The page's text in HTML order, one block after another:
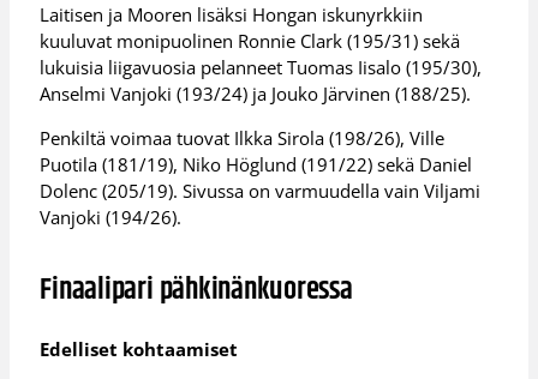
Laitisen ja Mooren lisäksi Hongan iskunyrkkiin
kuuluvat monipuolinen Ronnie Clark (195/31) sekä
lukuisia liigavuosia pelanneet Tuomas Iisalo (195/30),
Anselmi Vanjoki (193/24) ja Jouko Järvinen (188/25).
Penkiltä voimaa tuovat Ilkka Sirola (198/26), Ville
Puotila (181/19), Niko Höglund (191/22) sekä Daniel
Dolenc (205/19). Sivussa on varmuudella vain Viljami
Vanjoki (194/26).
Finaalipari pähkinänkuoressa
Edelliset kohtaamiset